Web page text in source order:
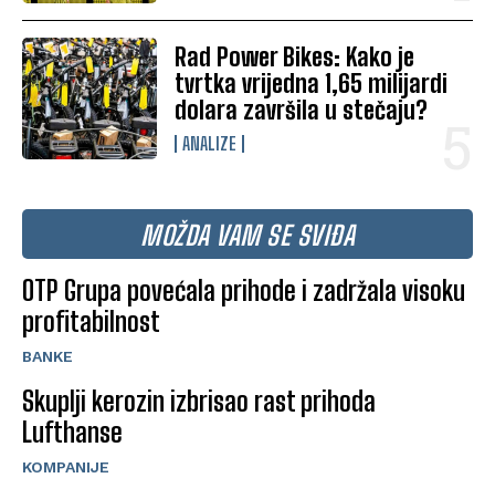
Rad Power Bikes: Kako je
tvrtka vrijedna 1,65 milijardi
dolara završila u stečaju?
ANALIZE
MOŽDA VAM SE SVIĐA
OTP Grupa povećala prihode i zadržala visoku
profitabilnost
BANKE
Skuplji kerozin izbrisao rast prihoda
Lufthanse
KOMPANIJE